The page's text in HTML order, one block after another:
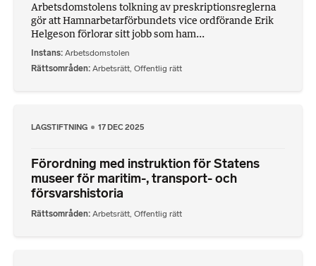
Arbetsdomstolens tolkning av preskriptionsreglerna
gör att Hamnarbetarförbundets vice ordförande Erik
Helgeson förlorar sitt jobb som ham...
Instans Arbetsdomstolen
Rättsområden Arbetsrätt, Offentlig rätt
LAGSTIFTNING 17 DEC 2025
Förordning med instruktion för Statens
museer för maritim-, transport- och
försvarshistoria
Rättsområden Arbetsrätt Offentlig rätt